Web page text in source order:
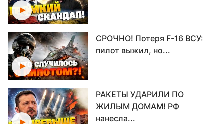
СРОЧНО! Потеря F-16 ВСУ:
пилот выжил, но...
РАКЕТЫ УДАРИЛИ ПО
ЖИЛЫМ ДОМАМ! РФ
нанесла...